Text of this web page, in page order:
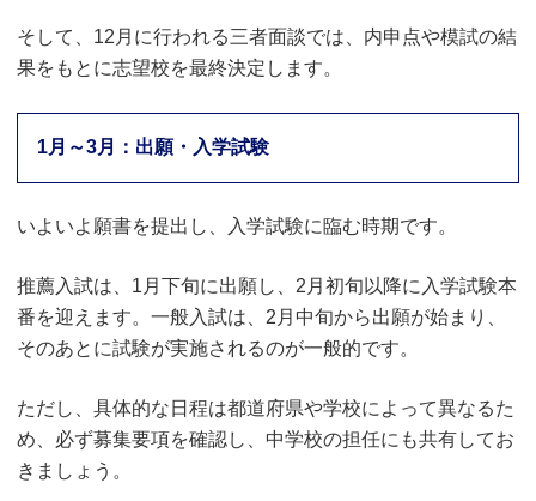
そして、12月に行われる三者面談では、内申点や模試の結
果をもとに志望校を最終決定します。
1月～3月：出願・入学試験
いよいよ願書を提出し、入学試験に臨む時期です。
推薦入試は、1月下旬に出願し、2月初旬以降に入学試験本
番を迎えます。一般入試は、2月中旬から出願が始まり、
そのあとに試験が実施されるのが一般的です。
ただし、具体的な日程は都道府県や学校によって異なるた
め、必ず募集要項を確認し、中学校の担任にも共有してお
きましょう。